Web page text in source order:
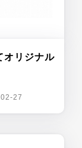
オリジナル
27